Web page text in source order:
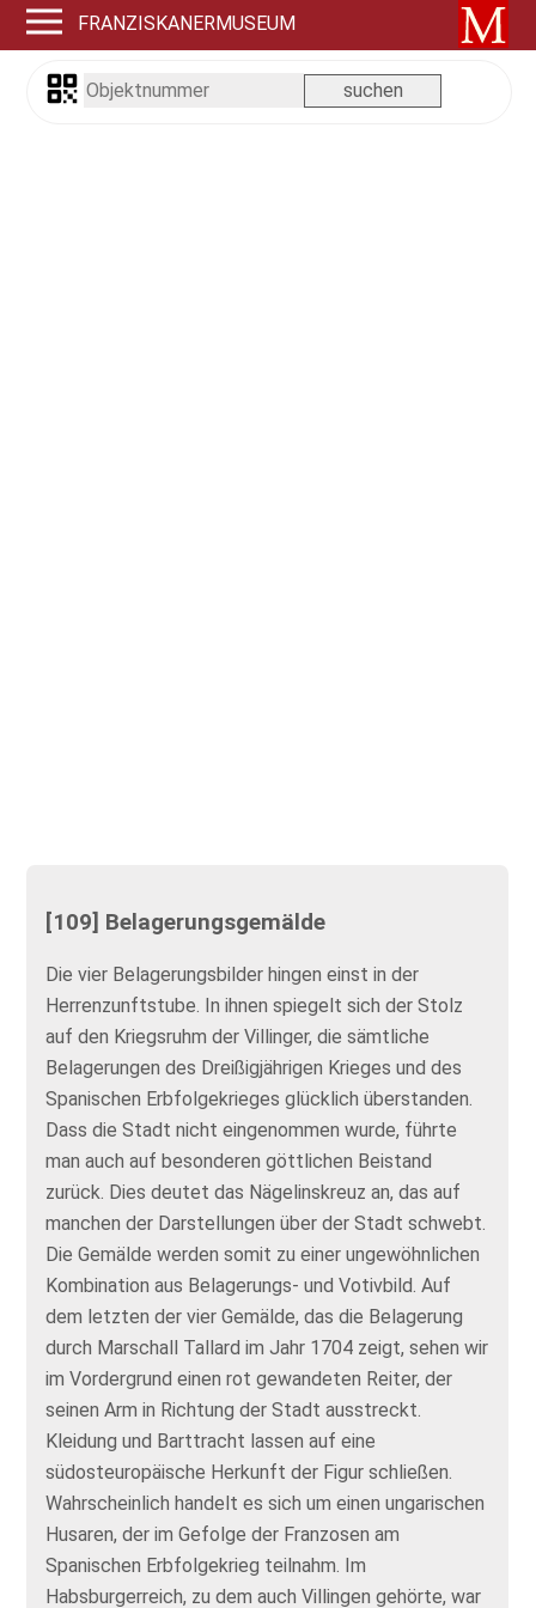
FRANZISKANERMUSEUM
[109] Belagerungsgemälde
Die vier Belagerungsbilder hingen einst in der
Herrenzunftstube. In ihnen spiegelt sich der Stolz
auf den Kriegsruhm der Villinger, die sämtliche
Belagerungen des Dreißigjährigen Krieges und des
Spanischen Erbfolgekrieges glücklich überstanden.
Dass die Stadt nicht eingenommen wurde, führte
man auch auf besonderen göttlichen Beistand
zurück. Dies deutet das Nägelinskreuz an, das auf
manchen der Darstellungen über der Stadt schwebt.
Die Gemälde werden somit zu einer ungewöhnlichen
Kombination aus Belagerungs- und Votivbild. Auf
dem letzten der vier Gemälde, das die Belagerung
durch Marschall Tallard im Jahr 1704 zeigt, sehen wir
im Vordergrund einen rot gewandeten Reiter, der
seinen Arm in Richtung der Stadt ausstreckt.
Kleidung und Barttracht lassen auf eine
südosteuropäische Herkunft der Figur schließen.
Wahrscheinlich handelt es sich um einen ungarischen
Husaren, der im Gefolge der Franzosen am
Spanischen Erbfolgekrieg teilnahm. Im
Habsburgerreich, zu dem auch Villingen gehörte, war